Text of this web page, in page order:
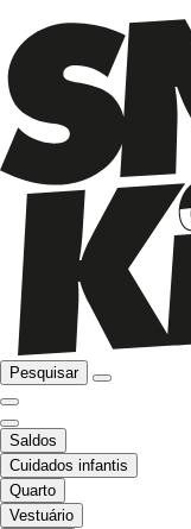
Pesquisar
Saldos
Cuidados infantis
Quarto
Vestuário